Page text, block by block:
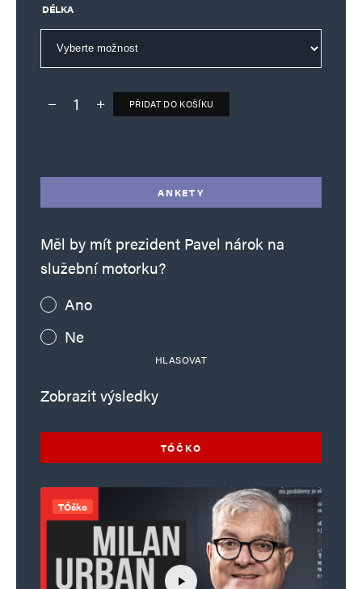
DÉLKA
Deník TO – verze bez reklam množství
PŘIDAT DO KOŠÍKU
ANKETY
Měl by mít prezident Pavel nárok na
služební motorku?
Ano
Ne
HLASOVAT
Zobrazit výsledky
TÓČKO
TÓčko